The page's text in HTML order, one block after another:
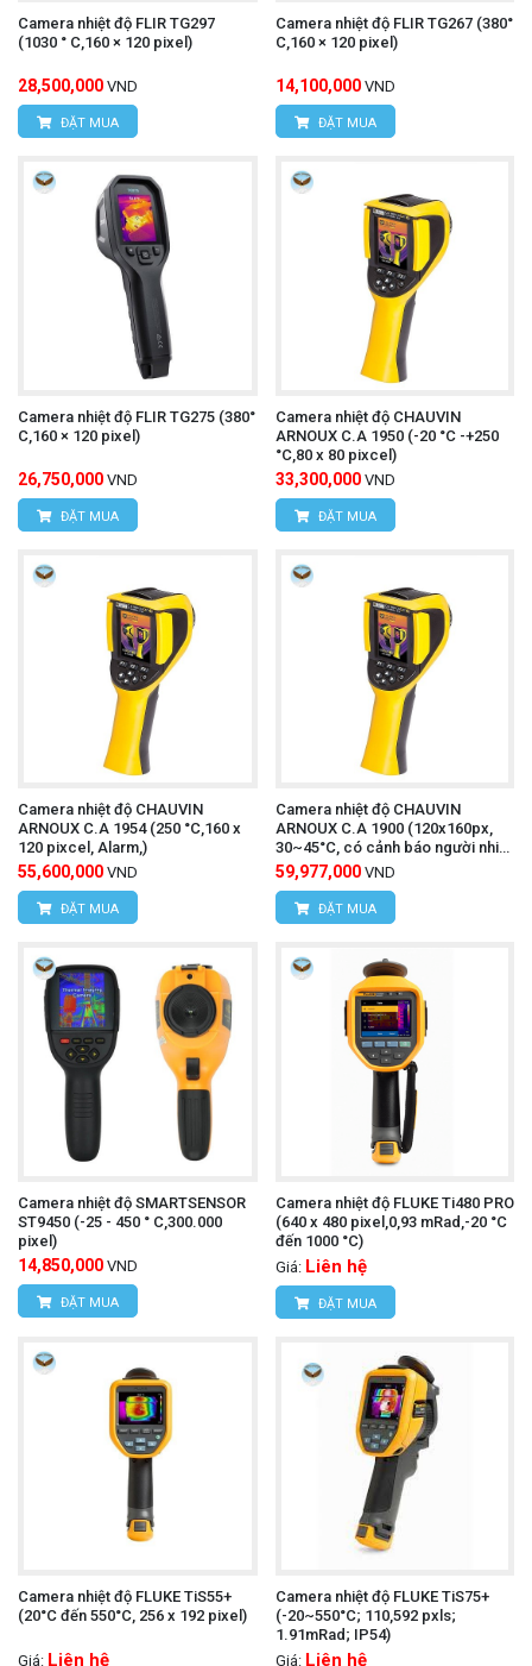
Camera nhiệt độ FLIR TG297
(1030 ° C,160 × 120 pixel)
28,500,000 VND
ĐẶT MUA
Camera nhiệt độ FLIR TG267 (380°
C,160 × 120 pixel)
14,100,000 VND
ĐẶT MUA
Camera nhiệt độ FLIR TG275 (380°
C,160 × 120 pixel)
26,750,000 VND
ĐẶT MUA
Camera nhiệt độ CHAUVIN
ARNOUX C.A 1950 (-20 °C -+250
°C,80 x 80 pixcel)
33,300,000 VND
ĐẶT MUA
Camera nhiệt độ CHAUVIN
ARNOUX C.A 1954 (250 °C,160 x
120 pixcel, Alarm,)
55,600,000 VND
ĐẶT MUA
Camera nhiệt độ CHAUVIN
ARNOUX C.A 1900 (120x160px,
30~45°C, có cảnh báo người nhiệt
độ cao)
59,977,000 VND
ĐẶT MUA
Camera nhiệt độ SMARTSENSOR
ST9450 (-25 - 450 ° C,300.000
pixel)
14,850,000 VND
ĐẶT MUA
Camera nhiệt độ FLUKE Ti480 PRO
(640 x 480 pixel,0,93 mRad,-20 °C
đến 1000 °C)
Giá: Liên hệ
ĐẶT MUA
Camera nhiệt độ FLUKE TiS55+
(20°C đến 550°C, 256 x 192 pixel)
Giá: Liên hệ
Camera nhiệt độ FLUKE TiS75+
(-20~550°C; 110,592 pxls;
1.91mRad; IP54)
Giá: Liên hệ